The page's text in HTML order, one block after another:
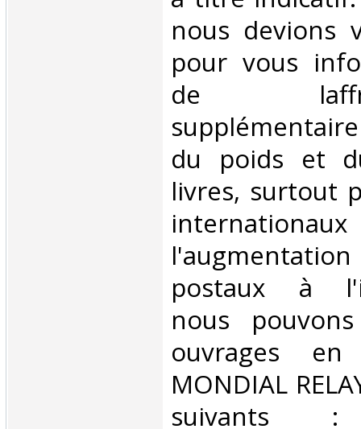
nous devions
pour vous
de
du poids et
livres, surtout
internationaux
postaux à
nous
ouvrages
MONDIAL
suivants :